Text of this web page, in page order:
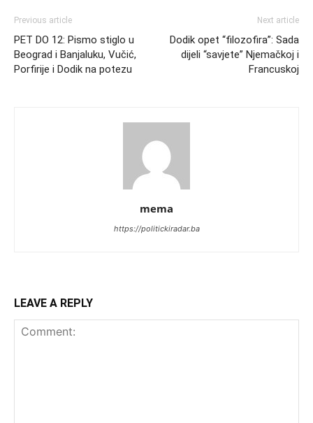
Previous article
PET DO 12: Pismo stiglo u
Beograd i Banjaluku, Vučić,
Porfirije i Dodik na potezu
Next article
Dodik opet “filozofira”: Sada
dijeli “savjete” Njemačkoj i
Francuskoj
mema
https://politickiradar.ba
LEAVE A REPLY